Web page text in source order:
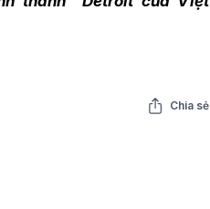
Chia sẻ